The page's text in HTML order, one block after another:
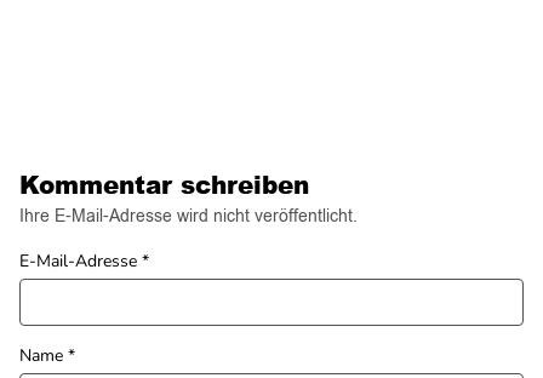
Kommentar schreiben
Ihre E-Mail-Adresse wird nicht veröffentlicht.
Name *
E-Mail-Adresse *